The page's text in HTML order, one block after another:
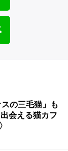
の三毛猫」も
会える猫カフ